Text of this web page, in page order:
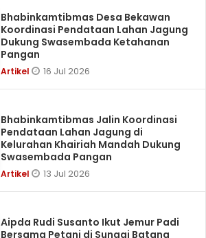
Bhabinkamtibmas Desa Bekawan
Koordinasi Pendataan Lahan Jagung
Dukung Swasembada Ketahanan
Pangan
Artikel 16 Jul 2026
Bhabinkamtibmas Jalin Koordinasi
Pendataan Lahan Jagung di
Kelurahan Khairiah Mandah Dukung
Swasembada Pangan
Artikel 13 Jul 2026
Aipda Rudi Susanto Ikut Jemur Padi
Bersama Petani di Sungai Batang